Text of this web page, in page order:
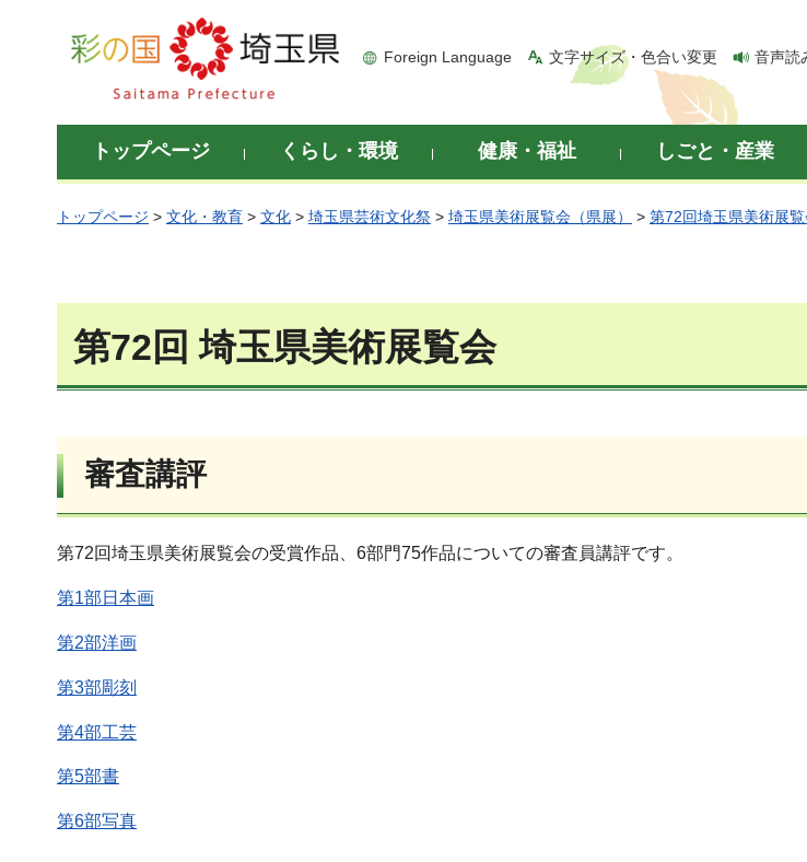
彩の国 埼玉県
Foreign Language 文字サイズ・色合い変更 音声読
トップページ くらし・環境 健康・福祉 しごと・産業
トップページ > 文化・教育 > 文化 > 埼玉県芸術文化祭 > 埼玉県美術展覧会（県展） > 第72回埼玉県美術展覧
第72回 埼玉県美術展覧会
審査講評
第72回埼玉県美術展覧会の受賞作品、6部門75作品についての審査員講評です。
第1部日本画
第2部洋画
第3部彫刻
第4部工芸
第5部書
第6部写真